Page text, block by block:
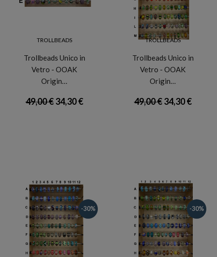
TROLLBEADS
Trollbeads Unico in
Vetro - OOAK
Origin…
49,00 €34,30 €
TROLLBEADS
Trollbeads Unico in
Vetro - OOAK
Origin…
49,00 €34,30 €
-30% -30%